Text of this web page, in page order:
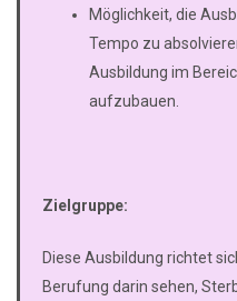
Möglichkeit, die
Tempo zu
Ausbildung im
aufzubauen.
Zielgruppe:
Diese Ausbildung richtet
Berufung darin sehen,